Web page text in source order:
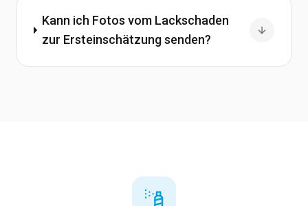
Kann ich Fotos vom Lackschaden
zur Ersteinschätzung senden?